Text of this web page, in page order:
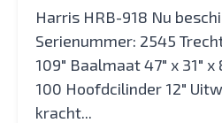
Harris HRB-918 Nu
Serienummer: 2545
109" Baalmaat 47" x 31"
100 Hoofdcilinder 12"
kracht...